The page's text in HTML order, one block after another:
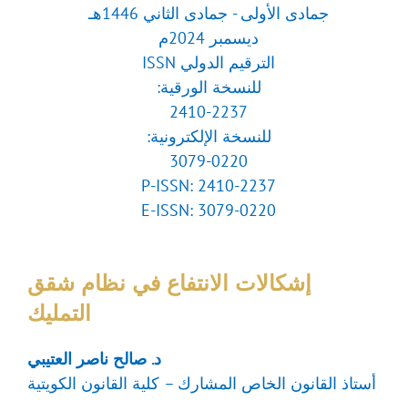
إشكالات الانتفاع في نظام شقق
التمليك
د. صالح ناصر العتيبي
أستاذ القانون الخاص المشارك – كلية القانون الكويتية
جمادى الأولى - جمادى الثاني 1446هـ
ديسمبر 2024م
الترقيم الدولي ISSN
للنسخة الورقية:
2410-2237
للنسخة الإلكترونية:
3079-0220
P-ISSN: 2410-2237
E-ISSN: 3079-0220